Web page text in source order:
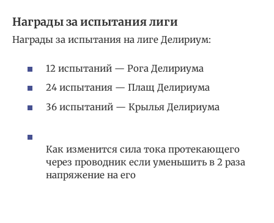
Награды за испытания лиги
Награды за испытания на лиге Делириум:
12 испытаний — Рога Делириума
24 испытания — Плащ Делириума
36 испытаний — Крылья Делириума
Как изменится сила тока протекающего
через проводник если уменьшить в 2 раза
напряжение на его